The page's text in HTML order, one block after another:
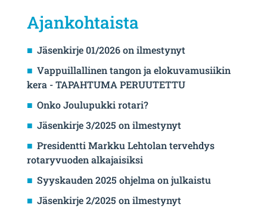
Ajankohtaista
Jäsenkirje 01/2026 on ilmestynyt
Vappuillallinen tangon ja elokuvamusiikin
kera - TAPAHTUMA PERUUTETTU
Onko Joulupukki rotari?
Jäsenkirje 3/2025 on ilmestynyt
Presidentti Markku Lehtolan tervehdys
rotaryvuoden alkajaisiksi
Syyskauden 2025 ohjelma on julkaistu
Jäsenkirje 2/2025 on ilmestynyt